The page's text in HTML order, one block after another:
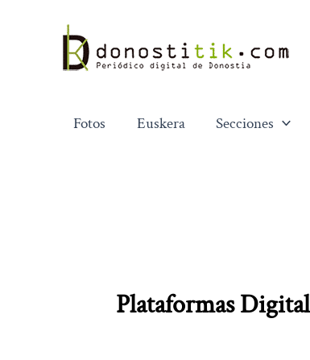
contenido
Fotos Euskera Secciones
Plataformas